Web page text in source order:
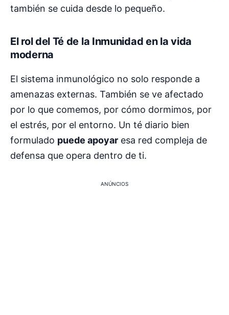
también se cuida desde lo pequeño.
El rol del Té de la Inmunidad en la vida
moderna
El sistema inmunológico no solo responde a
amenazas externas. También se ve afectado
por lo que comemos, por cómo dormimos, por
el estrés, por el entorno. Un té diario bien
formulado puede apoyar esa red compleja de
defensa que opera dentro de ti.
ANÚNCIOS